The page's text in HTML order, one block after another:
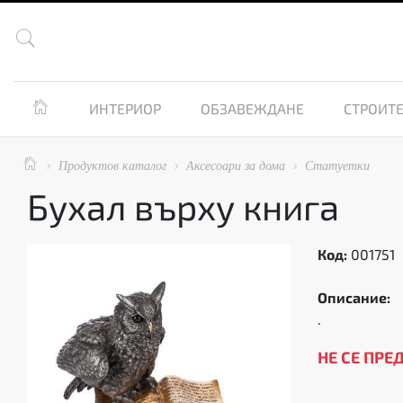

 ИНТЕРИОР ОБЗАВЕЖДАНЕ
  Продуктов каталог  Аксесоари за дома  Статуетки
Бухал върху книга
Код: 001751
Описание:
.
НЕ СЕ